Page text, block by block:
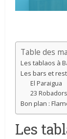
Table des
Les tablaos à
Les bars et
El Paraigua
23 Robadors
Bon plan :
Les